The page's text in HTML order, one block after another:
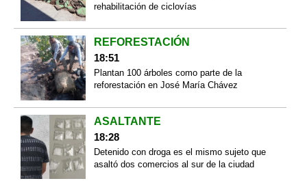
rehabilitación de ciclovías
REFORESTACIÓN
18:51
Plantan 100 árboles como parte de la
reforestación en José María Chávez
ASALTANTE
18:28
Detenido con droga es el mismo sujeto que
asaltó dos comercios al sur de la ciudad